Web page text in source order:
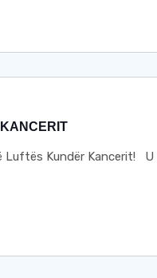
Luftës Kundër Kancerit! U